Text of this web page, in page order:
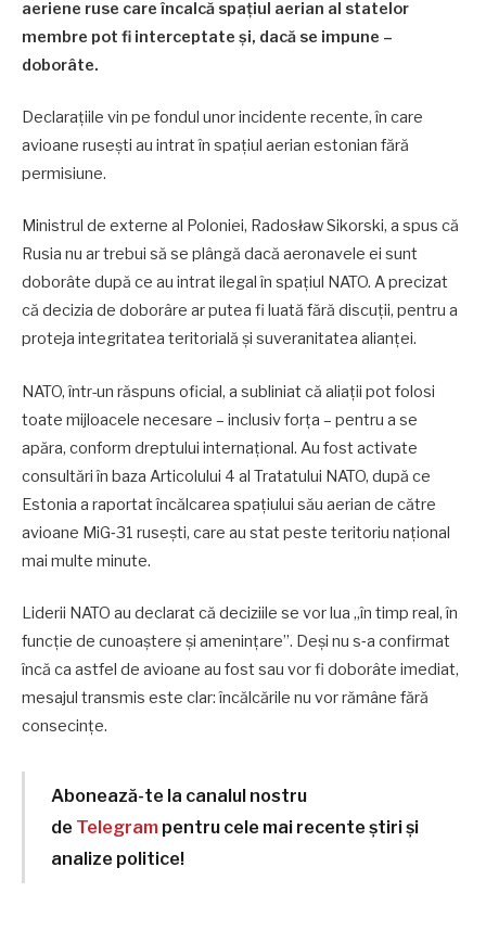
aeriene ruse care încalcă spațiul aerian al statelor
membre pot fi interceptate şi, dacă se impune –
doborâte.
Declaraţiile vin pe fondul unor incidente recente, în care
avioane rusești au intrat în spațiul aerian estonian fără
permisiune.
Ministrul de externe al Poloniei, Radosław Sikorski, a spus că
Rusia nu ar trebui să se plângă dacă aeronavele ei sunt
doborâte după ce au intrat ilegal în spațiul NATO. A precizat
că decizia de doborâre ar putea fi luată fără discuţii, pentru a
proteja integritatea teritorială și suveranitatea alianței.
NATO, într-un răspuns oficial, a subliniat că aliații pot folosi
toate mijloacele necesare – inclusiv forța – pentru a se
apăra, conform dreptului internațional. Au fost activate
consultări în baza Articolului 4 al Tratatului NATO, după ce
Estonia a raportat încălcarea spațiului său aerian de către
avioane MiG‑31 rusești, care au stat peste teritoriu național
mai multe minute.
Liderii NATO au declarat că deciziile se vor lua „în timp real, în
funcție de cunoaștere și amenințare”. Deși nu s‑a confirmat
încă ca astfel de avioane au fost sau vor fi doborâte imediat,
mesajul transmis este clar: încălcările nu vor rămâne fără
consecințe.
Abonează-te la canalul nostru
de Telegram pentru cele mai recente știri și
analize politice!